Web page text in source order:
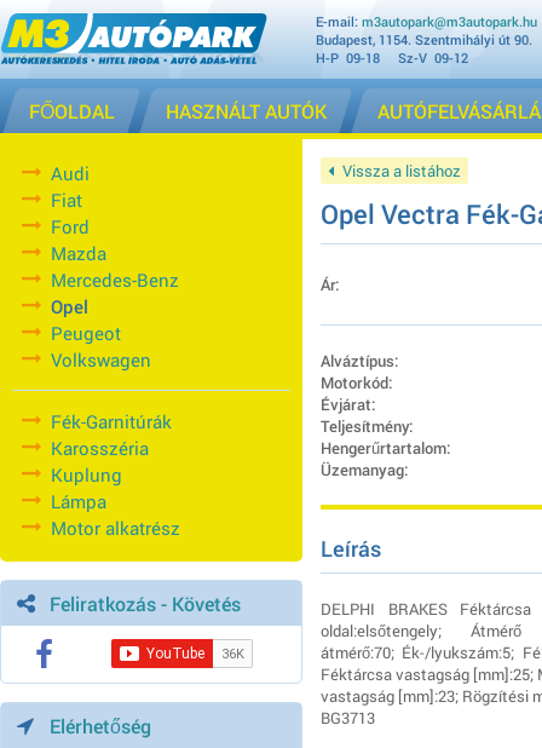
E-mail: m3autopark@m3autopark.hu
Budapest, 1154. Szentmihályi út 90.
H-P 09-18 Sz-V 09-12
FŐOLDAL HASZNÁLT AUTÓK
Audi
Fiat
Ford
Mazda
Mercedes-Benz
Opel
Peugeot
Volkswagen
Fék-Garnitúrák
Karosszéria
Kuplung
Lámpa
Motor alkatrész
Feliratkozás - Követés
Elérhetőség
Vissza a listához
Opel Vectra Fék-
Ár:
Alváztípus:
Motorkód:
Évjárat:
Teljesítmény:
Hengerűrtartalom:
Üzemanyag:
Leírás
DELPHI BRAKES
oldal:elsőtengely;
átmérő:70; Ék-/lyukszám:5;
Féktárcsa vastagság [mm]:25;
vastagság [mm]:23; Rögzítési
BG3713